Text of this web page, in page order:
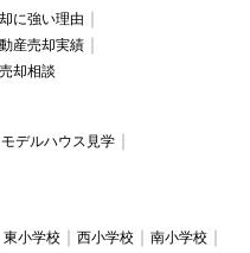
に強い理由
産売却実績
却相談
モデルハウス見学
東小学校 西小学校
南小学校